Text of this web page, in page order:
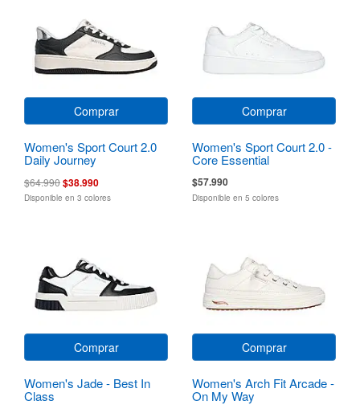
Comprar
Women's Sport Court 2.0
Daily Journey
$64.990$38.990
Disponible en 3 colores
Comprar
Women's Sport Court 2.0 -
Core Essential
$57.990
Disponible en 5 colores
Comprar
Women's Jade - Best In
Class
Comprar
Women's Arch Fit Arcade -
On My Way